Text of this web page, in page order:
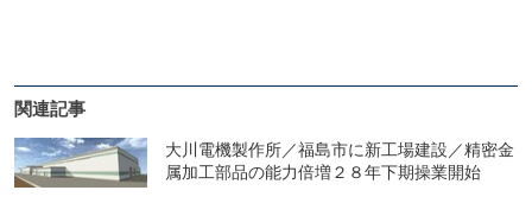
関連記事
大川電機製作所／福島市に新工場建設／精密金
属加工部品の能力倍増２８年下期操業開始